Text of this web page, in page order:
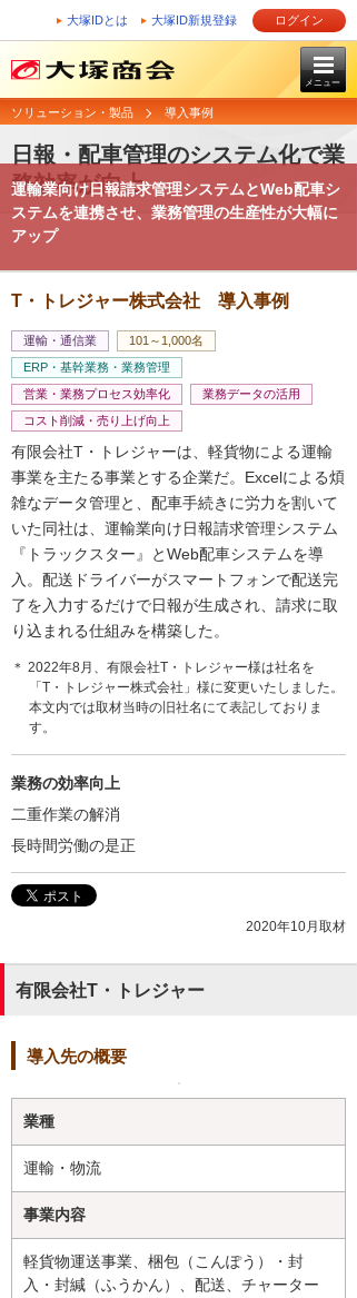
大塚IDとは 大塚ID新規登録 ログイン
メニュー
ソリューション・製品 導入事例
日報・配車管理のシステム化で業
務効率が向上
運輸業向け日報請求管理システムとWeb配車シ
ステムを連携させ、業務管理の生産性が大幅に
アップ
T・トレジャー株式会社 導入事例
運輸・通信業
101～1,000名
ERP・基幹業務・業務管理
営業・業務プロセス効率化
業務データの活用
コスト削減・売り上げ向上
有限会社T・トレジャーは、軽貨物による運輸
事業を主たる事業とする企業だ。Excelによる煩
雑なデータ管理と、配車手続きに労力を割いて
いた同社は、運輸業向け日報請求管理システム
『トラックスター』とWeb配車システムを導
入。配送ドライバーがスマートフォンで配送完
了を入力するだけで日報が生成され、請求に取
り込まれる仕組みを構築した。
＊ 2022年8月、有限会社T・トレジャー様は社名を
「T・トレジャー株式会社」様に変更いたしました。
本文内では取材当時の旧社名にて表記しておりま
す。
業務の効率向上
二重作業の解消
長時間労働の是正
2020年10月取材
有限会社T・トレジャー
導入先の概要
業種
運輸・物流
事業内容
軽貨物運送事業、梱包（こんぽう）・封
入・封緘（ふうかん）、配送、チャーター